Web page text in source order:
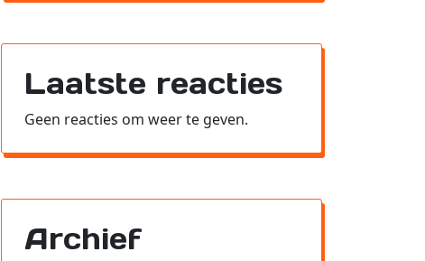
Laatste reacties
Geen reacties om weer te geven.
Archief